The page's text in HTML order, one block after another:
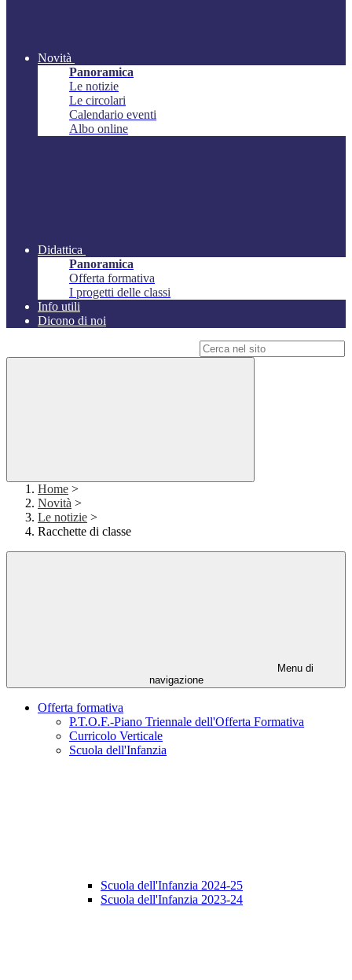
Novità
Panoramica
Le notizie
Le circolari
Calendario eventi
Albo online
Didattica
Panoramica
Offerta formativa
I progetti delle classi
Info utili
Dicono di noi
Home >
Novità >
Le notizie >
Racchette di classe
Menu di
navigazione
Offerta formativa
P.T.O.F.-Piano Triennale dell'Offerta Formativa
Curricolo Verticale
Scuola dell'Infanzia
Scuola dell'Infanzia 2024-25
Scuola dell'Infanzia 2023-24